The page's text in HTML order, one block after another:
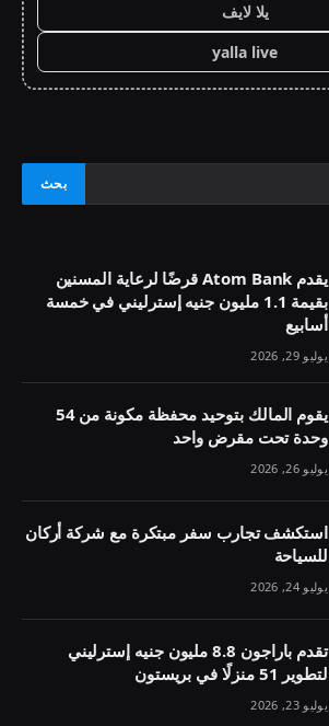
يلا لايف
yalla live
يقدم Atom Bank قرضًا لرعاية المسنين
بقيمة 1.1 مليون جنيه إسترليني في خمسة
أسابيع
يوليو 29, 2026
يقوم المالك بتوحيد محفظة مكونة من 54
وحدة تحت مقرض واحد
يوليو 26, 2026
استكشف تجارب سفر مبتكرة مع شركة أركان
للسياحة
يوليو 24, 2026
تقدم باراجون 8.8 مليون جنيه إسترليني
لتطوير 51 منزلًا في بريستون
يوليو 23, 2026